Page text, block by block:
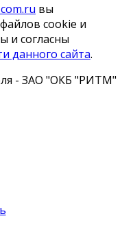
вы
cookie и
и согласны
данного сайта.
- ЗАО "ОКБ "РИТМ"